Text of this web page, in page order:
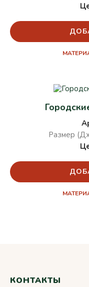
Размер
КОНТАКТЫ